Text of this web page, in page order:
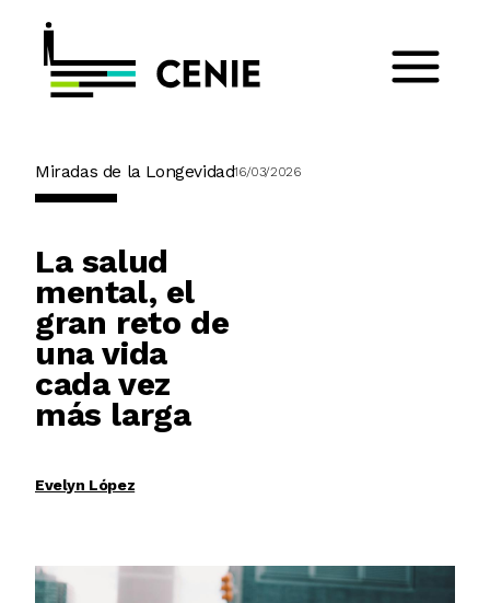
Miradas de la Longevidad16/03/2026
La salud
mental, el
gran reto de
una vida
cada vez
más larga
Evelyn López